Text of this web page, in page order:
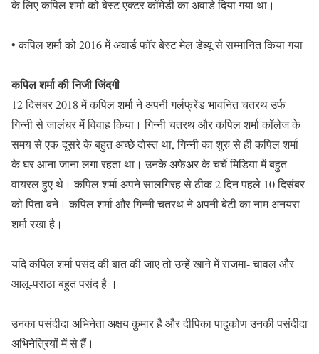
के लिए कपिल शर्मा को बेस्ट एक्टर कॉमेडी का अवार्ड दिया गया था।
• कपिल शर्मा को 2016 में अवार्ड फॉर बेस्ट मेल डेब्यू से सम्मानित किया गया
कपिल शर्मा की निजी जिंदगी
12 दिसंबर 2018 में कपिल शर्मा ने अपनी गर्लफ्रेंड भावनित चतरथ उर्फ
गिन्नी से जालंधर में विवाह किया। गिन्नी चतरथ और कपिल शर्मा कॉलेज के
समय से एक-दूसरे के बहुत अच्छे दोस्त था, गिन्नी का शुरु से ही कपिल शर्मा
के घर आना जाना लगा रहता था। उनके अफेअर के चर्चे मिडिया में बहुत
वायरल हुए थे। कपिल शर्मा अपने सालगिरह से ठीक 2 दिन पहले 10 दिसंबर
को पिता बने। कपिल शर्मा और गिन्नी चतरथ ने अपनी बेटी का नाम अनयरा
शर्मा रखा है।
यदि कपिल शर्मा पसंद की बात की जाए तो उन्हें खाने में राजमा- चावल और
आलू-पराठा बहुत पसंद है ।
उनका पसंदीदा अभिनेता अक्षय कुमार है और दीपिका पादुकोण उनकी पसंदीदा
अभिनेत्रियों में से हैं।